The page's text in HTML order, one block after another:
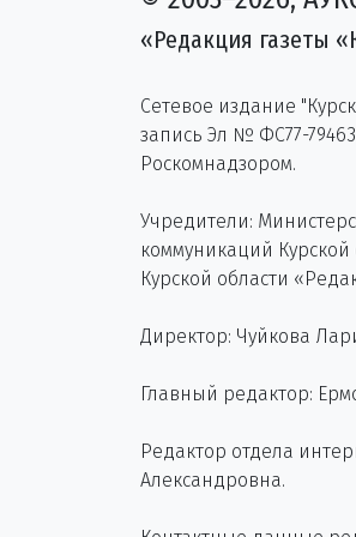
«Редакция газеты
Сетевое издание
запись Эл № ФС77-
Роскомнадзором.
Учредители:
коммуникаций
Курской области
Директор: Чуйкова
Главный редактор:
Редактор отдела
Александровна.